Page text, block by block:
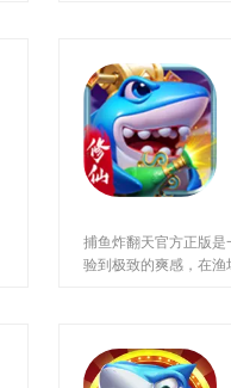
礼，沉浸在酣畅淋漓
不仅为喜欢捕鱼游戏的
有栩栩如生的精美海洋场
捕鱼炸翻天官方正版
验到极致的爽感，在渔
戏体验。可以有效地
松。喜欢的快来18183